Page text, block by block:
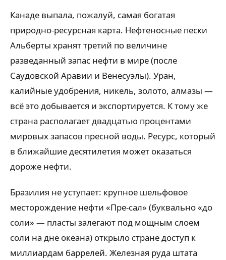
Канаде выпала, пожалуй, самая богатая
природно-ресурсная карта. Нефтеносные пески
Альберты хранят третий по величине
разведанный запас нефти в мире (после
Саудовской Аравии и Венесуэлы). Уран,
калийные удобрения, никель, золото, алмазы —
всё это добывается и экспортируется. К тому же
страна располагает двадцатью процентами
мировых запасов пресной воды. Ресурс, который
в ближайшие десятилетия может оказаться
дороже нефти.
Бразилия не уступает: крупное шельфовое
месторождение нефти «Пре-сал» (буквально «до
соли» — пласты залегают под мощным слоем
соли на дне океана) открыло стране доступ к
миллиардам баррелей. Железная руда штата